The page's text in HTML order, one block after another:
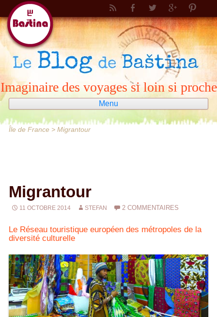
Imaginaire des voyages si loin si proche
Menu
Aller
Île de France> Migrantour
Migrantour
11 OCTOBRE 2014 STEFAN 2 COMMENTAIRES
Le Réseau touristique européen des métropoles de la
diversité culturelle